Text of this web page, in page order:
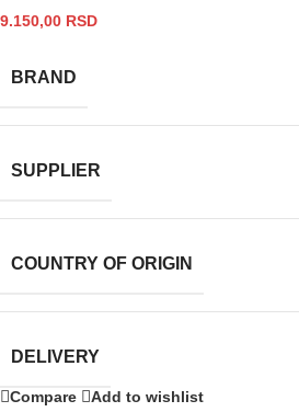
9.150,00 RSD
BRAND
SUPPLIER
COUNTRY OF ORIGIN
DELIVERY
Compare Add to wishlist